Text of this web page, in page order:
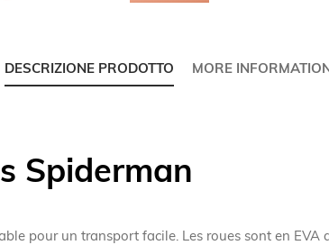
DESCRIZIONE PRODOTTO MORE
Spiderman
pour un transport facile. Les roues sont en